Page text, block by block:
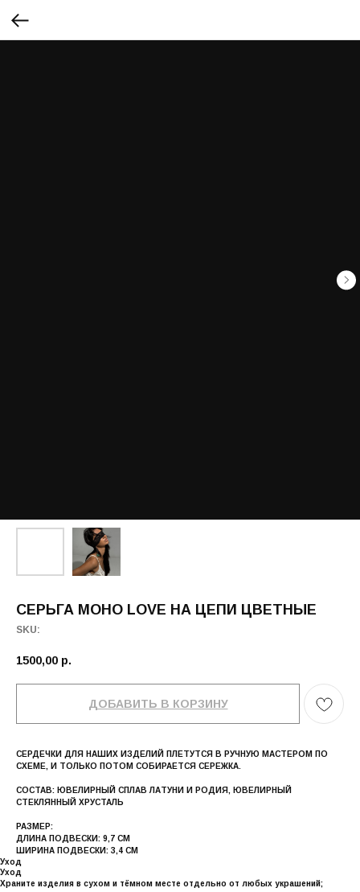
СЕРЬГА МОНО LOVE НА ЦЕПИ ЦВЕТНЫЕ
SKU:
1500,00 р.
ДОБАВИТЬ В КОРЗИНУ
СЕРДЕЧКИ ДЛЯ НАШИХ ИЗДЕЛИЙ ПЛЕТУТСЯ В РУЧНУЮ МАСТЕРОМ ПО
СХЕМЕ, И ТОЛЬКО ПОТОМ СОБИРАЕТСЯ СЕРЕЖКА.
СОСТАВ: ЮВЕЛИРНЫЙ СПЛАВ ЛАТУНИ И РОДИЯ, ЮВЕЛИРНЫЙ
СТЕКЛЯННЫЙ ХРУСТАЛЬ
РАЗМЕР:
ДЛИНА ПОДВЕСКИ: 9,7 СМ
ШИРИНА ПОДВЕСКИ: 3,4 СМ
Уход
Уход
Храните изделия в сухом и тёмном месте отдельно от любых украшений;